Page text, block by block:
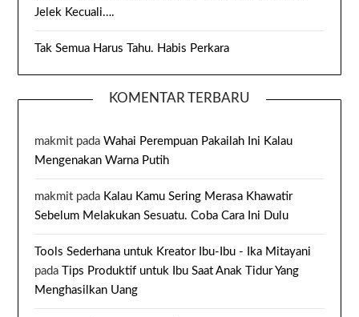
Jelek Kecuali….
Tak Semua Harus Tahu. Habis Perkara
KOMENTAR TERBARU
makmit padaWahai Perempuan Pakailah Ini Kalau
Mengenakan Warna Putih
makmit pada Kalau Kamu Sering Merasa Khawatir
Sebelum Melakukan Sesuatu. Coba Cara Ini Dulu
Tools Sederhana untuk Kreator Ibu-Ibu - Ika Mitayani
padaTips Produktif untuk Ibu Saat Anak Tidur Yang
Menghasilkan Uang